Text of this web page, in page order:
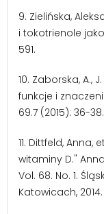
9. Zielińska,
i tokotrienole
591.
10. Zaborska, A.,
funkcje i
69.7 (2015): 36-38.
11. Dittfeld, Anna,
witaminy D."
Vol. 68. No. 1.
Katowicach, 2014.